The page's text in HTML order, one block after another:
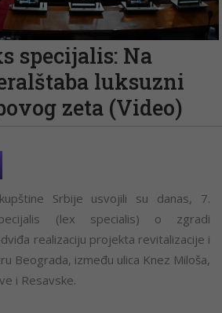
specijalis: Na
luksuzni
zeta (Video)
Srbije usvojili su danas, 7.
(lex specialis) o zgradi
realizaciju projekta revitalizacije i
Beograda, između ulica Knez Miloša,
i Resavske.